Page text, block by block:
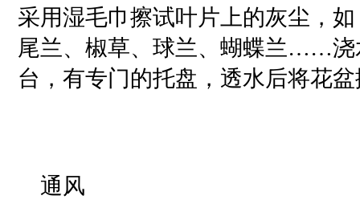
采用湿毛巾擦试叶片上的灰尘，
尾兰、椒草、球兰、蝴蝶兰……浇
台，有专门的托盘，透水后将花
通风